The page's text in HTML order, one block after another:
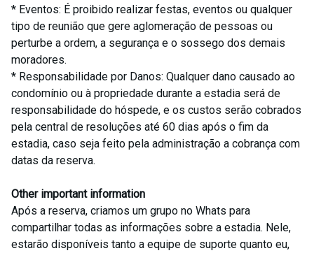
* Eventos: É proibido realizar festas, eventos ou qualquer
tipo de reunião que gere aglomeração de pessoas ou
perturbe a ordem, a segurança e o sossego dos demais
moradores.
* Responsabilidade por Danos: Qualquer dano causado ao
condomínio ou à propriedade durante a estadia será de
responsabilidade do hóspede, e os custos serão cobrados
pela central de resoluções até 60 dias após o fim da
estadia, caso seja feito pela administração a cobrança com
datas da reserva.
Other important information
Após a reserva, criamos um grupo no Whats para
compartilhar todas as informações sobre a estadia. Nele,
estarão disponíveis tanto a equipe de suporte quanto eu,